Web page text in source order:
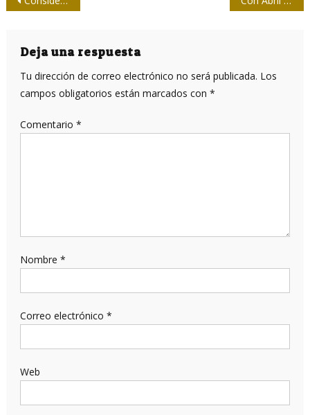
entradas
Deja una respuesta
Tu dirección de correo electrónico no será publicada. Los
campos obligatorios están marcados con *
Comentario *
Nombre *
Correo electrónico *
Web